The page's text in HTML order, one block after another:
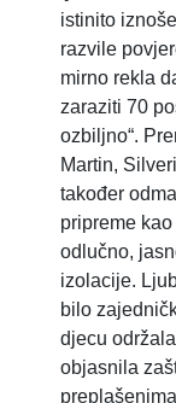
istinito
razvile
mirno rekla
zaraziti 70
ozbiljno“.
Martin,
također
pripreme
odlučno,
izolacije.
bilo
djecu
objasnila